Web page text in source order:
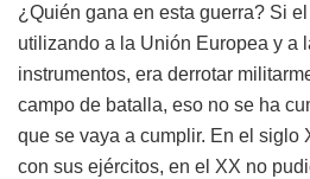
¿Quién gana en esta guerra? Si
utilizando a la Unión Europea y a
instrumentos, era derrotar
campo de batalla, eso no se ha
que se vaya a cumplir. En el siglo
con sus ejércitos, en el XX no